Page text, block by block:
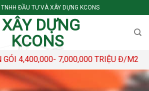
ĐẦU TƯ VÀ XÂY DỰNG KCONS
7,000,000 TRIỆU Đ/M2